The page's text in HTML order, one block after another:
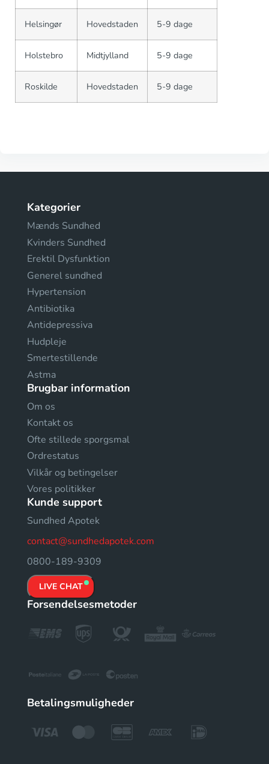
Helsingør Hovedstaden 5-9 dage
Holstebro Midtjylland 5-9 dage
Roskilde Hovedstaden 5-9 dage
Kategorier
Mænds Sundhed
Kvinders Sundhed
Erektil Dysfunktion
Generel sundhed
Hypertension
Antibiotika
Antidepressiva
Hudpleje
Smertestillende
Astma
Brugbar information
Om os
Kontakt os
Ofte stillede sporgsmal
Ordrestatus
Vilkår og betingelser
Vores politikker
Kunde support
Sundhed Apotek
contact@sundhedapotek.com
0800-189-9309
LIVE CHAT
Forsendelsesmetoder
Betalingsmuligheder